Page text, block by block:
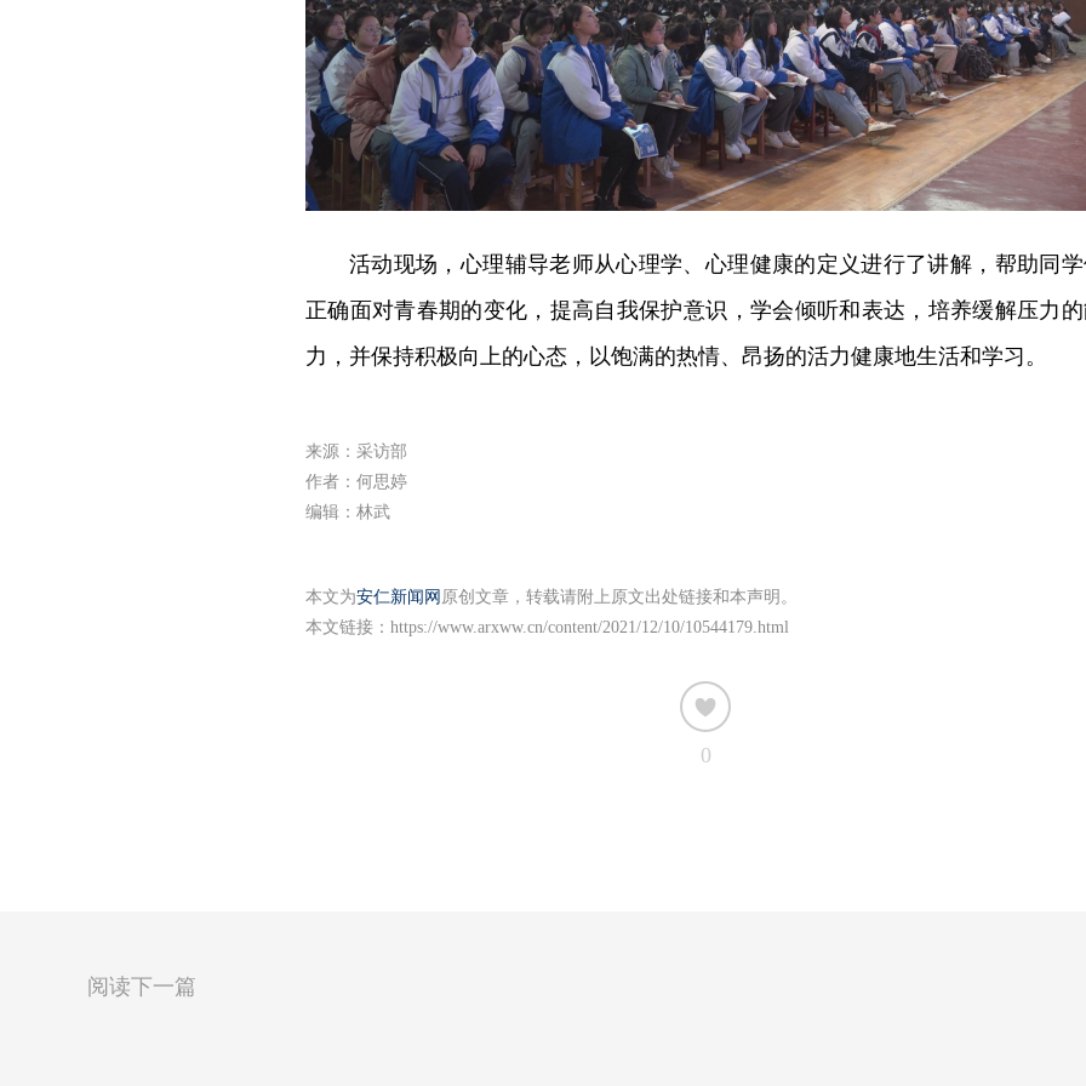
活动现场，心理辅导老师从心理学、心理健康的定义进行了讲解，帮助同
正确面对青春期的变化，提高自我保护意识，学会倾听和表达，培养缓解压力
力，并保持积极向上的心态，以饱满的热情、昂扬的活力健康地生活和学习。
来源：采访部
作者：何思婷
编辑：林武
本文为安仁新闻网 原创文章，转载请附上原文出处链接和本声明。
本文链接： https://www.arxww.cn/content/2021/12/10/10544179.html
0
阅读下一篇